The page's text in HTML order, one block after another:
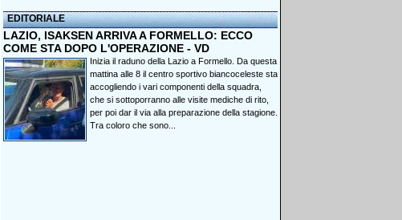
EDITORIALE
LAZIO, ISAKSEN ARRIVA A FORMELLO: ECCO
COME STA DOPO L'OPERAZIONE - VD
Inizia il raduno della Lazio a Formello. Da questa
mattina alle 8 il centro sportivo biancoceleste sta
accogliendo i vari componenti della squadra,
che si sottoporranno alle visite mediche di rito,
per poi dar il via alla preparazione della stagione.
Tra coloro che sono...